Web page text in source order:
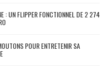
: UN FLIPPER FONCTIONNEL DE 2 274
POUR ENTRETENIR SA